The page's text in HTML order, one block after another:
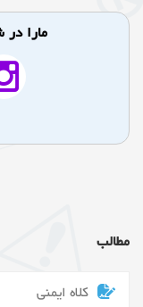
مارا در
مطالب
کلاه ایمنی